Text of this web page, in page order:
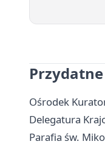
Ośrodek
Delegatura
Parafia św.